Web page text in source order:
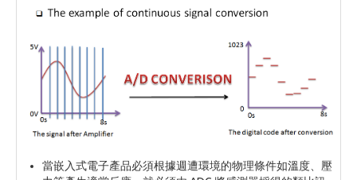
當嵌入式電子產品必須根據週遭環境的物理條件如溫度、壓